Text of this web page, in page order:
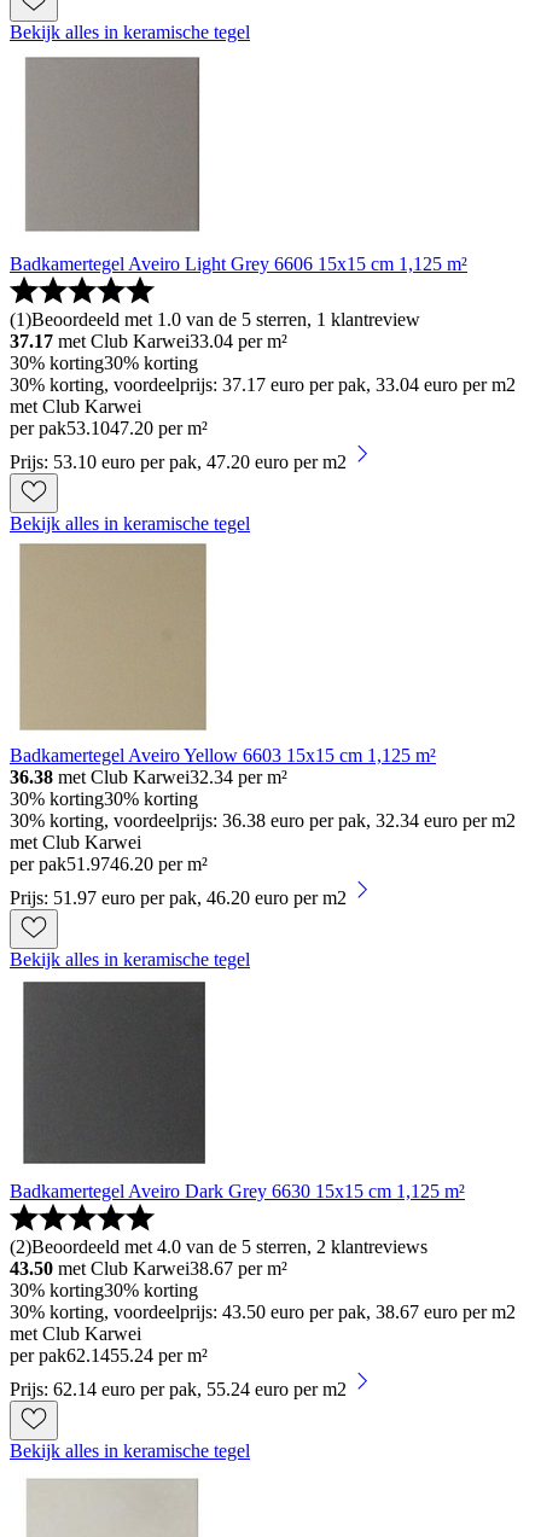
Bekijk alles in keramische tegel
Badkamertegel Aveiro Light Grey 6606 15x15 cm 1,125 m²
(1)Beoordeeld met 1.0 van de 5 sterren, 1 klantreview
37.17 met Club Karwei33.04 per m²
30% korting30% korting
30% korting, voordeelprijs: 37.17 euro per pak, 33.04 euro per m2
met Club Karwei
per pak53.1047.20 per m²
Prijs: 53.10 euro per pak, 47.20 euro per m2
Bekijk alles in keramische tegel
Badkamertegel Aveiro Yellow 6603 15x15 cm 1,125 m²
36.38 met Club Karwei32.34 per m²
30% korting30% korting
30% korting, voordeelprijs: 36.38 euro per pak, 32.34 euro per m2
met Club Karwei
per pak51 .9746.20 per m²
Prijs: 51.97 euro per pak, 46.20 euro per m2
Bekijk alles in keramische tegel
Badkamertegel Aveiro Dark Grey 6630 15x15 cm 1,125 m²
(2)Beoordeeld met 4.0 van de 5 sterren, 2 klantreviews
43.50 met Club Karwei38.67 per m²
30% korting30% korting
30% korting, voordeelprijs: 43.50 euro per pak, 38.67 euro per m2
met Club Karwei
per pak62.1455.24 per m²
Prijs: 62.14 euro per pak, 55.24 euro per m2
Bekijk alles in keramische tegel